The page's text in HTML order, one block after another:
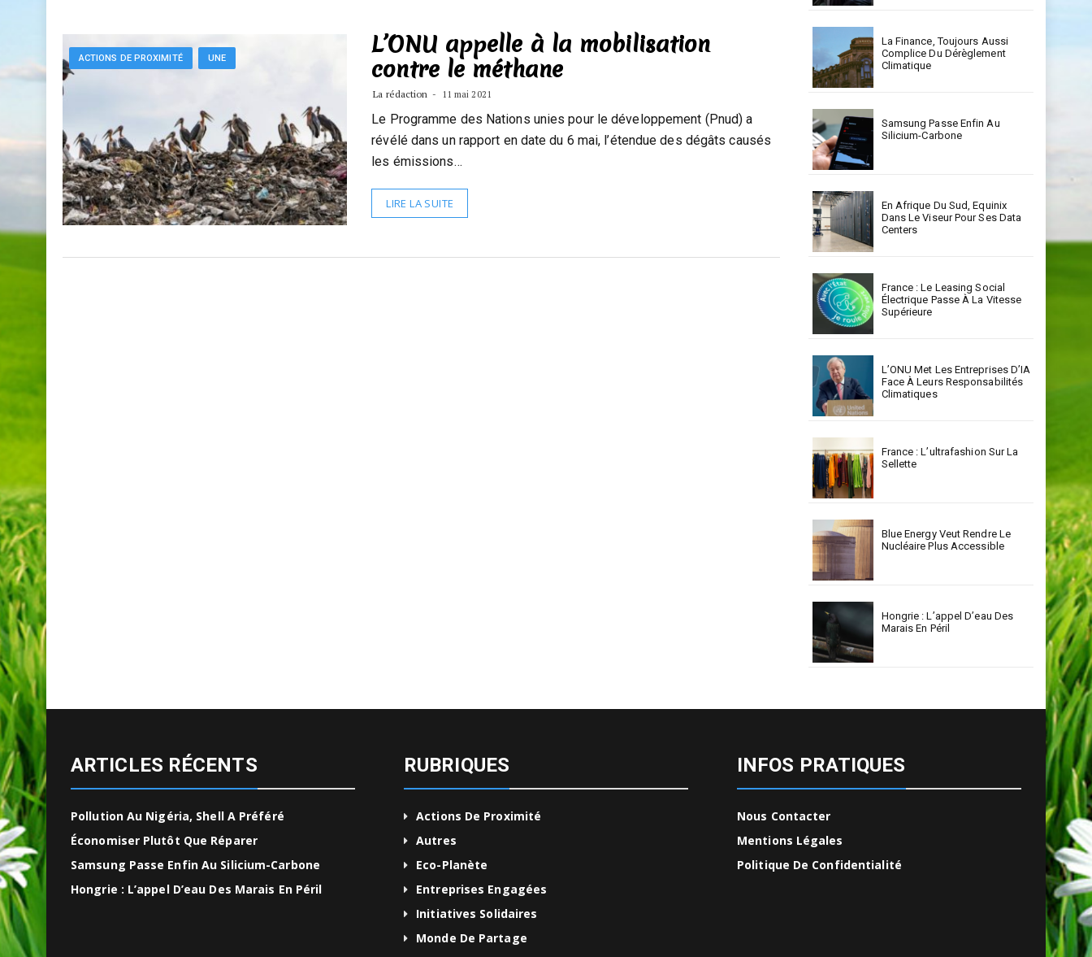
ACTIONS DE PROXIMITÉ UNE
L’ONU appelle à la mobilisation
contre le méthane
La rédaction 11 mai 2021
Le Programme des Nations unies pour le développement (Pnud) a
révélé dans un rapport en date du 6 mai, l’étendue des dégâts causés
les émissions…
LIRE LA SUITE
La Finance, Toujours Aussi
Complice Du Dérèglement
Climatique
Samsung Passe Enfin Au
Silicium-Carbone
En Afrique Du Sud, Equinix
Dans Le Viseur Pour Ses Data
Centers
France : Le Leasing Social
Électrique Passe À La Vitesse
Supérieure
L’ONU Met Les Entreprises D’IA
Face À Leurs Responsabilités
Climatiques
France : L’ultrafashion Sur La
Sellette
Blue Energy Veut Rendre Le
Nucléaire Plus Accessible
Hongrie : L’appel D’eau Des
Marais En Péril
ARTICLES RÉCENTS
Pollution Au Nigéria, Shell A Préféré
Économiser Plutôt Que Réparer
Samsung Passe Enfin Au Silicium-Carbone
Hongrie : L’appel D’eau Des Marais En Péril
RUBRIQUES
Actions De Proximité
Autres
Eco-Planète
Entreprises Engagées
Initiatives Solidaires
Monde De Partage
INFOS PRATIQUES
Nous Contacter
Mentions Légales
Politique De Confidentialité